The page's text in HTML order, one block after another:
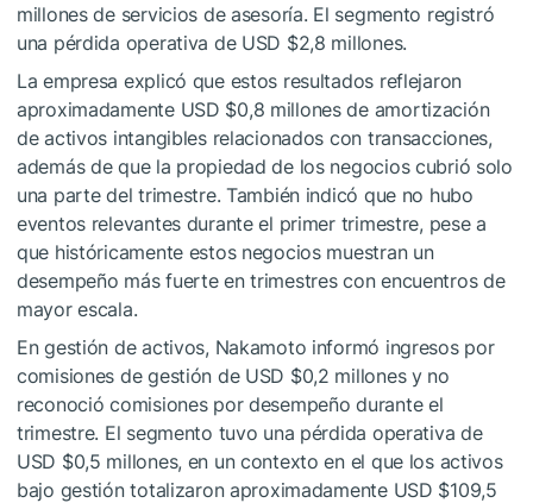
millones de servicios de asesoría. El segmento registró
una pérdida operativa de USD $2,8 millones.
La empresa explicó que estos resultados reflejaron
aproximadamente USD $0,8 millones de amortización
de activos intangibles relacionados con transacciones,
además de que la propiedad de los negocios cubrió solo
una parte del trimestre. También indicó que no hubo
eventos relevantes durante el primer trimestre, pese a
que históricamente estos negocios muestran un
desempeño más fuerte en trimestres con encuentros de
mayor escala.
En gestión de activos, Nakamoto informó ingresos por
comisiones de gestión de USD $0,2 millones y no
reconoció comisiones por desempeño durante el
trimestre. El segmento tuvo una pérdida operativa de
USD $0,5 millones, en un contexto en el que los activos
bajo gestión totalizaron aproximadamente USD $109,5